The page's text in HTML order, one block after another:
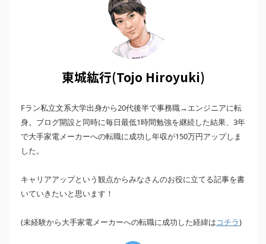
東城紘行(Tojo Hiroyuki)
Fラン私立文系大学出身から20代後半で事務職→エンジニアに転
身。ブログ開設と同時に毎日最低1時間勉強を継続した結果、3年
で大手家電メーカーへの転職に成功し年収が150万円アップしま
した。
キャリアアップという観点からみなさんのお役に立てる記事を書
いていきたいと思います！
(未経験から大手家電メーカーへの転職に成功した経緯はコチラ)